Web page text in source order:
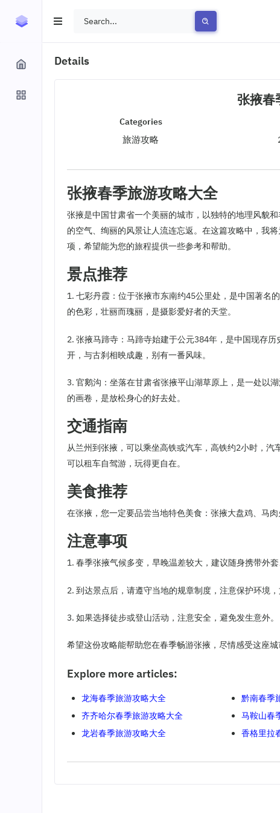
Details
张掖春
Categories
旅游攻略
张掖春季旅游攻略大全
张掖是中国甘肃省一个美丽的城市，以独特的地理风貌
的空气、绚丽的风景让人流连忘返。在这篇攻略中，我
项，希望能为您的旅程提供一些参考和帮助。
景点推荐
1. 七彩丹霞：位于张掖市东南约45公里处，是中国著名
的色彩，壮丽而瑰丽，是摄影爱好者的天堂。
2. 张掖马蹄寺：马蹄寺始建于公元384年，是中国现存
开，与古刹相映成趣，别有一番风味。
3. 官鹅沟：坐落在甘肃省张掖平山湖草原上，是一处以
的画卷，是放松身心的好去处。
交通指南
从兰州到张掖，可以乘坐高铁或汽车，高铁约2小时，
可以租车自驾游，玩得更自在。
美食推荐
在张掖，您一定要品尝当地特色美食：张掖大盘鸡、马
注意事项
1. 春季张掖气候多变，早晚温差较大，建议随身携带外套
2. 到达景点后，请遵守当地的规章制度，注意保护环境，
3. 如果选择徒步或登山活动，注意安全，避免发生意外。
希望这份攻略能帮助您在春季畅游张掖，尽情感受这座城
Explore more articles:
龙海春季旅游攻略大全
齐齐哈尔春季旅游攻略大全
龙岩春季旅游攻略大全
黔南春季
马鞍山春
香格里拉